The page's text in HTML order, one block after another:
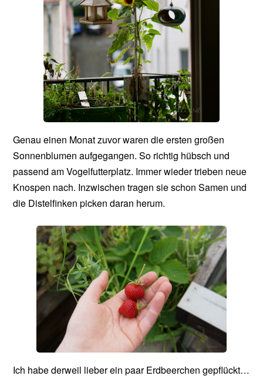
Genau einen Monat zuvor waren die ersten großen
Sonnenblumen aufgegangen. So richtig hübsch und
passend am Vogelfutterplatz. Immer wieder trieben neue
Knospen nach. Inzwischen tragen sie schon Samen und
die Distelfinken picken daran herum.
Ich habe derweil lieber ein paar Erdbeerchen gepflückt…